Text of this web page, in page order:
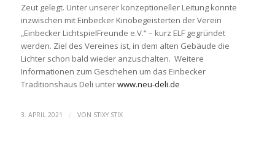
Zeut gelegt. Unter unserer konzeptioneller Leitung konnte
inzwischen mit Einbecker Kinobegeisterten der Verein
„Einbecker LichtspielFreunde e.V.“ – kurz ELF gegründet
werden. Ziel des Vereines ist, in dem alten Gebäude die
Lichter schon bald wieder anzuschalten. Weitere
Informationen zum Geschehen um das Einbecker
Traditionshaus Deli unterwww.neu-deli.de
3. APRIL 2021 / VON STIXY STIX